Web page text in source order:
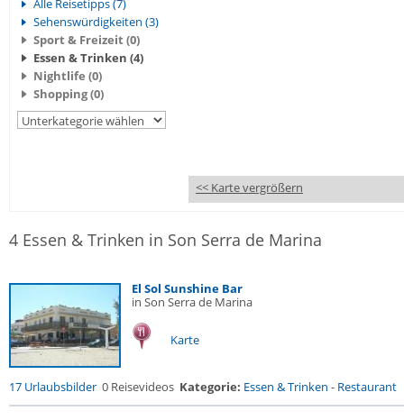
Alle Reisetipps (7)
Sehenswürdigkeiten (3)
Sport & Freizeit (0)
Essen & Trinken (4)
Nightlife (0)
Shopping (0)
<< Karte vergrößern
4 Essen & Trinken in Son Serra de Marina
El Sol Sunshine Bar
in Son Serra de Marina
Karte
17 Urlaubsbilder 0 Reisevideos Kategorie: Essen & Trinken - Restaurant